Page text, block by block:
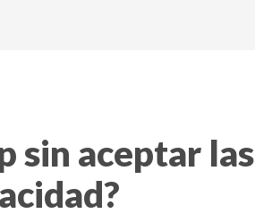
sin aceptar las